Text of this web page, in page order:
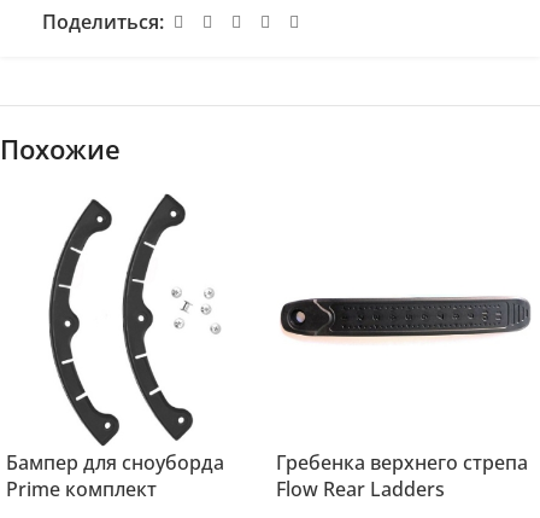
Поделиться:
Похожие
Бампер для сноуборда
Prime комплект
Гребенка верхнего стрепа
Flow Rear Ladders